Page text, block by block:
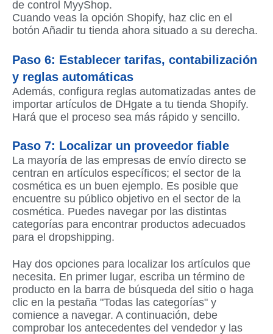
de control MyyShop.
Cuando veas la opción Shopify, haz clic en el
botón Añadir tu tienda ahora situado a su derecha.
Paso 6: Establecer tarifas, contabilización
y reglas automáticas
Además, configura reglas automatizadas antes de
importar artículos de DHgate a tu tienda Shopify.
Hará que el proceso sea más rápido y sencillo.
Paso 7: Localizar un proveedor fiable
La mayoría de las empresas de envío directo se
centran en artículos específicos; el sector de la
cosmética es un buen ejemplo. Es posible que
encuentre su público objetivo en el sector de la
cosmética. Puedes navegar por las distintas
categorías para encontrar productos adecuados
para el dropshipping.
Hay dos opciones para localizar los artículos que
necesita. En primer lugar, escriba un término de
producto en la barra de búsqueda del sitio o haga
clic en la pestaña "Todas las categorías" y
comience a navegar. A continuación, debe
comprobar los antecedentes del vendedor y las